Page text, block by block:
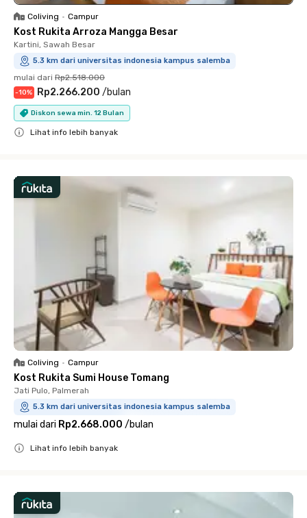
Coliving • Campur
Kost Rukita Arroza Mangga Besar
Kartini, Sawah Besar
5.3 km dari universitas indonesia kampus salemba
mulai dari Rp2.518.000
-10% Rp2.266.200 /bulan
Diskon sewa min. 12 Bulan
Lihat info lebih banyak
Coliving • Campur
Kost Rukita Sumi House Tomang
Jati Pulo, Palmerah
5.3 km dari universitas indonesia kampus salemba
mulai dari Rp2.668.000 /bulan
Lihat info lebih banyak